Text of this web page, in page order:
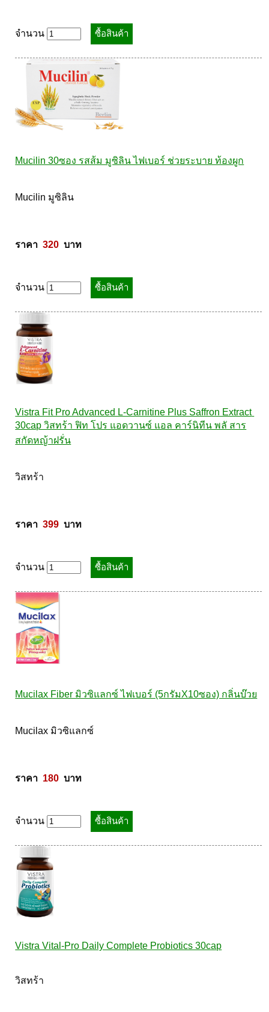
จำนวน
Mucilin 30ซอง รสส้ม มูซิลิน ไฟเบอร์ ช่วยระบาย ท้องผูก
Mucilin มูซิลิน
ราคา 320
  บาท
จำนวน
Vistra Fit Pro Advanced L-Carnitine Plus Saffron Extract
30cap วิสทร้า ฟิท โปร แอดวานซ์ แอล คาร์นิทีน พลั สาร
สกัดหญ้าฝรั่น
วิสทร้า
ราคา 399
  บาท
จำนวน
Mucilax Fiber มิวซิแลกซ์ ไฟเบอร์ (5กรัมX10ซอง) กลิ่นบ๊วย
Mucilax มิวซิแลกซ์
ราคา 180
  บาท
จำนวน
Vistra Vital-Pro Daily Complete Probiotics 30cap
วิสทร้า